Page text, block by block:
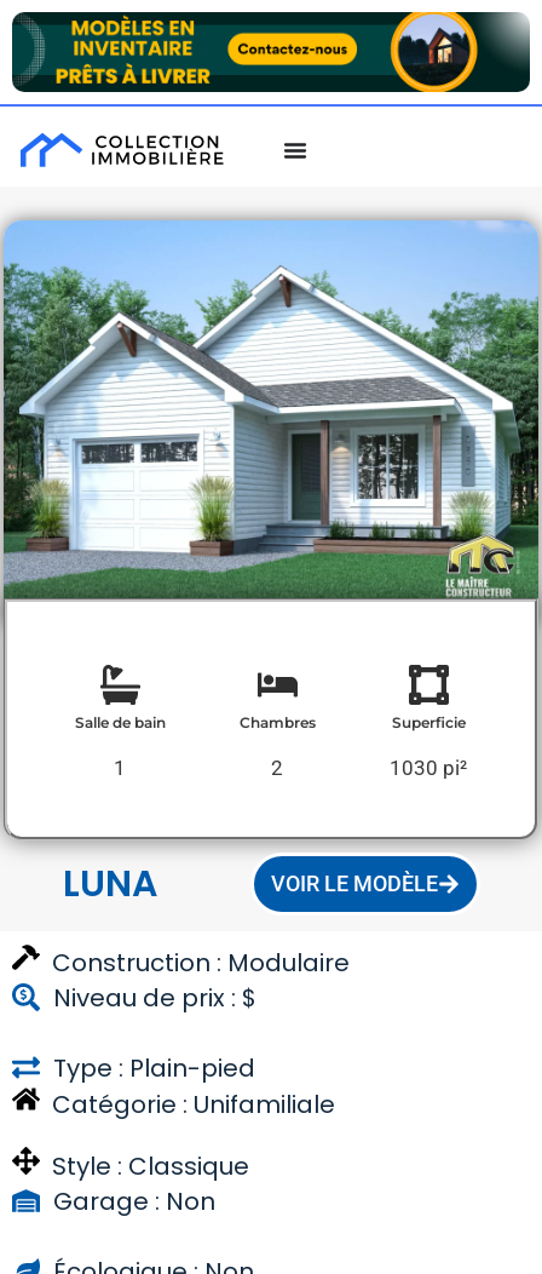
Salle de bain
1
Chambres
2
Superficie
1030 pi²
LUNA VOIR LE MODÈLE
Construction : Modulaire
Niveau de prix : $
Type : Plain-pied
Catégorie : Unifamiliale
Style : Classique
Garage : Non